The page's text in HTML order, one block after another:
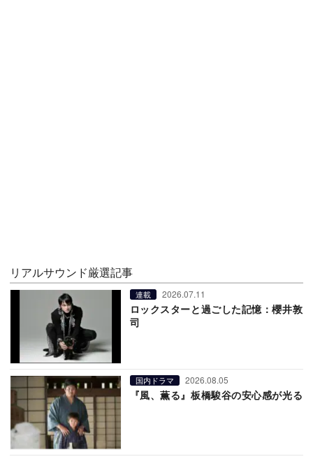
リアルサウンド厳選記事
連載 2026.07.11
ロックスターと過ごした記憶：櫻井敦
司
国内ドラマ 2026.08.05
『風、薫る』板橋駿谷の安心感が光る